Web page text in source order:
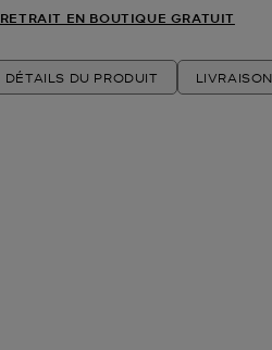
RETRAIT EN BOUTIQUE GRATUIT
DÉTAILS DU PRODUIT